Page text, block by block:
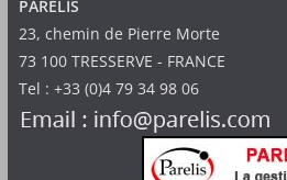
PARELIS
23, chemin de Pierre Morte
73 100 TRESSERVE - FRANCE
Tel : +33 (0)4 79 34 98 06